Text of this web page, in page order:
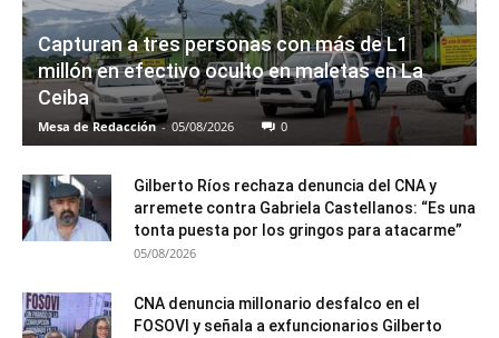
Capturan a tres personas con más de L1
millón en efectivo oculto en maletas en La
Ceiba
Mesa de Redacción - 05/08/2026 0
Gilberto Ríos rechaza denuncia del CNA y
arremete contra Gabriela Castellanos: “Es una
tonta puesta por los gringos para atacarme”
05/08/2026
CNA denuncia millonario desfalco en el
FOSOVI y señala a exfuncionarios Gilberto